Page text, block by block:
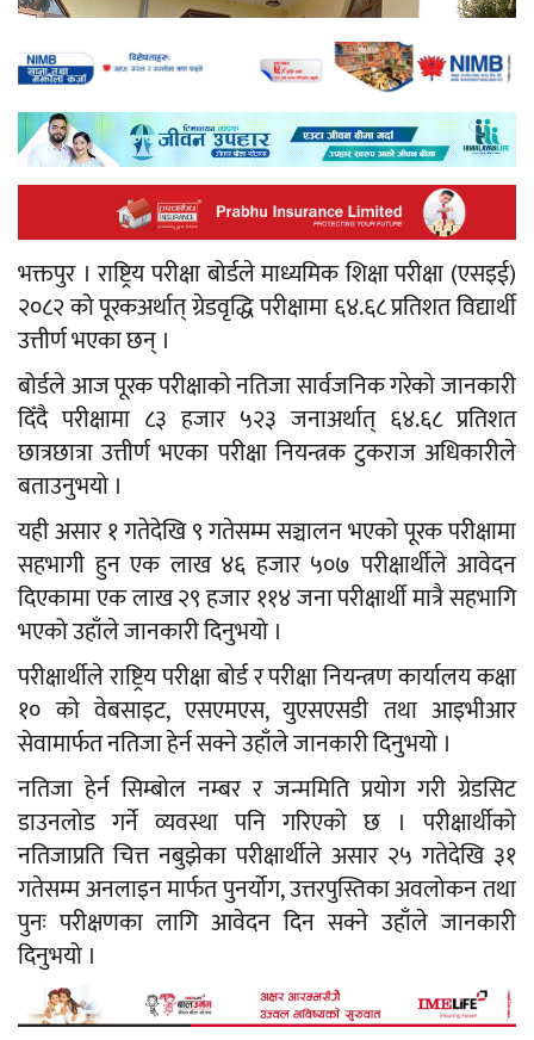
भक्तपुर । राष्ट्रिय परीक्षा बोर्डले माध्यमिक शिक्षा परीक्षा (एसइई)
२०८२ को पूरकअर्थात् ग्रेडवृद्धि परीक्षामा ६४.६८ प्रतिशत विद्यार्थी
उत्तीर्ण भएका छन् ।
बोर्डले आज पूरक परीक्षाको नतिजा सार्वजनिक गरेको जानकारी
दिँदै परीक्षामा ८३ हजार ५२३ जनाअर्थात् ६४.६८ प्रतिशत
छात्रछात्रा उत्तीर्ण भएका परीक्षा नियन्त्रक टुकराज अधिकारीले
बताउनुभयो ।
यही असार १ गतेदेखि ९ गतेसम्म सञ्चालन भएको पूरक परीक्षामा
सहभागी हुन एक लाख ४६ हजार ५०७ परीक्षार्थीले आवेदन
दिएकामा एक लाख २९ हजार ११४ जना परीक्षार्थी मात्रै सहभागि
भएको उहाँले जानकारी दिनुभयो ।
परीक्षार्थीले राष्ट्रिय परीक्षा बोर्ड र परीक्षा नियन्त्रण कार्यालय कक्षा
१० को वेबसाइट, एसएमएस, युएसएसडी तथा आइभीआर
सेवामार्फत नतिजा हेर्न सक्ने उहाँले जानकारी दिनुभयो ।
नतिजा हेर्न सिम्बोल नम्बर र जन्ममिति प्रयोग गरी ग्रेडसिट
डाउनलोड गर्ने व्यवस्था पनि गरिएको छ । परीक्षार्थीको
नतिजाप्रति चित्त नबुझेका परीक्षार्थीले असार २५ गतेदेखि ३१
गतेसम्म अनलाइन मार्फत पुनर्योग, उत्तरपुस्तिका अवलोकन तथा
पुनः परीक्षणका लागि आवेदन दिन सक्ने उहाँले जानकारी
दिनुभयो ।